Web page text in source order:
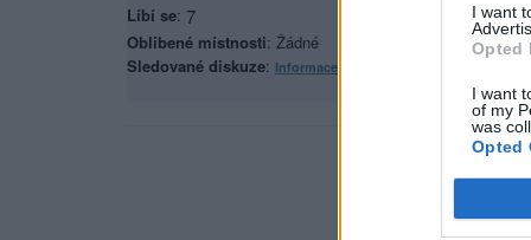
I want
Opted
I want
of my
was
Opted
Líbí se: 7
Oblibené místnosti: Žádné
Sledované diskuze: Informace pro uživatele